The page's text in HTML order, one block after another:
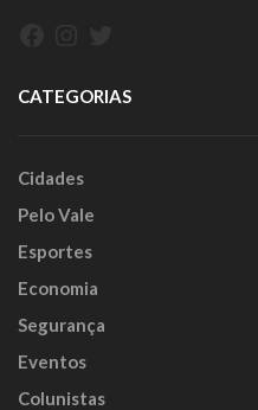
CATEGORIAS
Cidades
Pelo Vale
Esportes
Economia
Segurança
Eventos
Colunistas